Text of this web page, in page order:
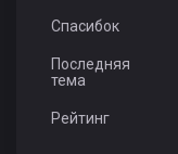
Спасибок
Последняя
тема
Рейтинг